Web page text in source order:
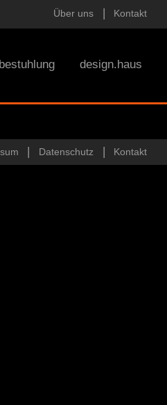
Über uns Kontakt
design.haus
Datenschutz Kontakt